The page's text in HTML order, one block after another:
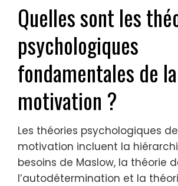
Quelles sont les
psychologiques
fondamentales de la
motivation ?
Les théories psychologiques
motivation incluent la
besoins de Maslow, la théorie
l’autodétermination et la